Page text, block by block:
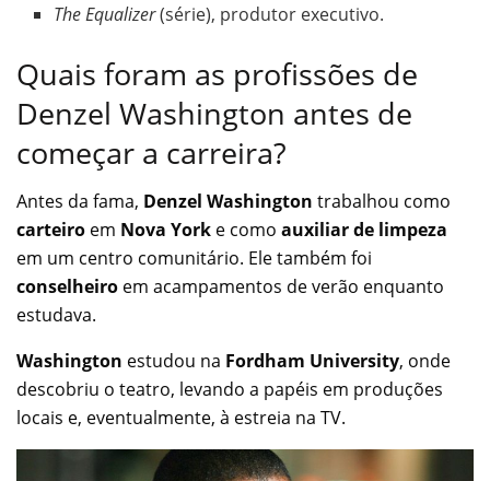
The Equalizer(série), produtor executivo.
Quais foram as profissões de
Denzel Washington antes de
começar a carreira?
Antes da fama, Denzel Washington trabalhou como
carteiro em Nova York e como auxiliar de limpeza
em um centro comunitário. Ele também foi
conselheiro em acampamentos de verão enquanto
estudava.
Washington estudou na Fordham University, onde
descobriu o teatro, levando a papéis em produções
locais e, eventualmente, à estreia na TV.